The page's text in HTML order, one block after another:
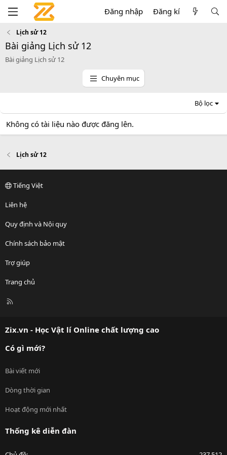
Đăng nhập Đăng kí
Lịch sử 12
Bài giảng Lịch sử 12
Bài giảng Lịch sử 12
Chuyên mục
Bộ lọc
Không có tài liệu nào được đăng lên.
Lịch sử 12
Tiếng Việt
Liên hệ
Quy định và Nội quy
Chính sách bảo mật
Trợ giúp
Trang chủ
R
Zix.vn - Học Vật lí Online chất lượng cao
Có gì mới?
Bài viết mới
Dòng thời gian
Hoạt động mới nhất
Thống kê diễn đàn